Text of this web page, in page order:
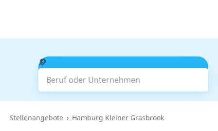
Beruf oder Unternehmen
Suchen
Stellenangebote Hamburg Kleiner Grasbrook